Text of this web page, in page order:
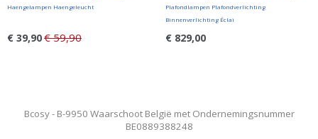
Haengelampen Haengeleucht
€ 39,90€ 59,90
Plafondlampen Plafondverlichting
Binnenverlichting Éclai
€ 829,00
Bcosy - B-9950 Waarschoot België met Ondernemingsnummer
BE0889388248